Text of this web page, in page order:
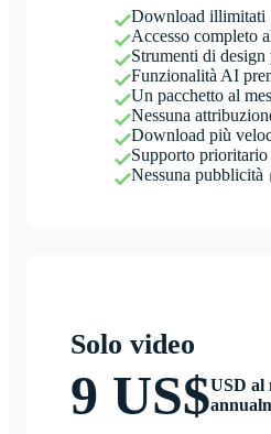
Download illimitati
Accesso completo
Strumenti di design
Funzionalità AI
Un pacchetto al
Nessuna
Download più
Supporto prioritario
Nessuna pubblicità
Solo video
9 US$USD al